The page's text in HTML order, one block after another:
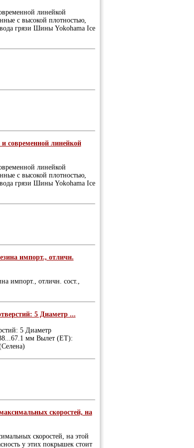
линейкой
с высокой плотностью,
грязи Шины Yokohama Ice
современной линейкой
линейкой
с высокой плотностью,
грязи Шины Yokohama Ice
импорт., отличн.
импорт., отличн. сост.,
5 Диаметр ...
5 Диаметр
мм Вылет (ET):
скоростей, на
скоростей, на этой
у этих покрышек стоит